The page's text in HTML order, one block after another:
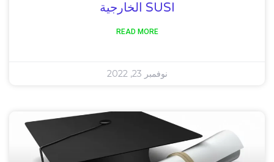
SUSI الخارجية
READ MORE
نوفمبر 23, 2022